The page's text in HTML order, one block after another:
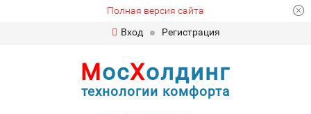
Полная версия сайта
Вход
Регистрация
МосХолдинг
технологии комфорта